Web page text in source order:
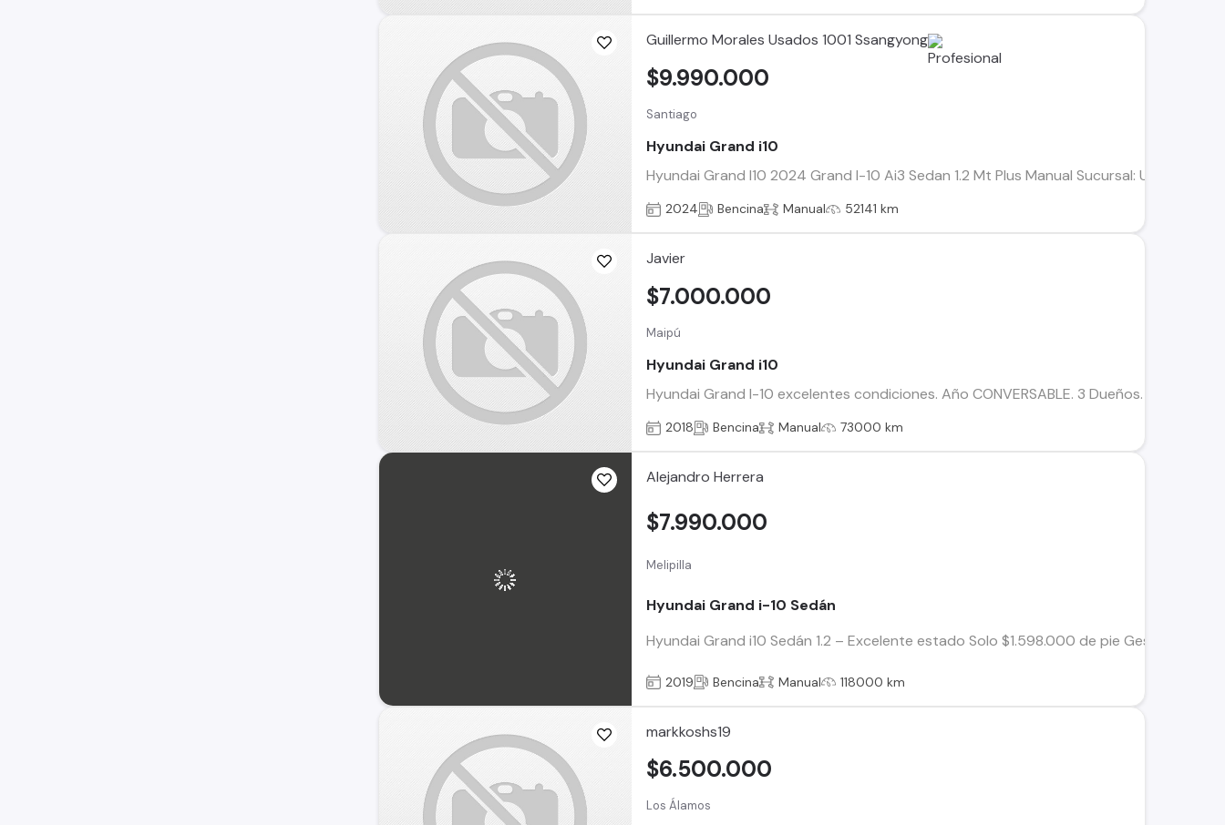
Guillermo Morales Usados 1001 Ssangyong
Santiago
Hyundai Grand i10
Hyundai Grand I10 2024 Grand I-10 Ai3 Sedan 1.2 Mt Plus Manual Sucursal: Usados
$9.990.000
2024 Bencina Manual 52141 km
Javier
Maipú
Hyundai Grand i10
Hyundai Grand I-10 excelentes condiciones. Año CONVERSABLE. 3 Dueños.
$7.000.000
2018 Bencina Manual 73000 km
Alejandro Herrera
Melipilla
Hyundai Grand i-10 Sedán
Hyundai Grand i10 Sedán 1.2 – Excelente estado Solo $1.598.000 de pie Gestión
$7.990.000
2019 Bencina Manual 118000 km
markkoshs19
Los Álamos
$6.500.000